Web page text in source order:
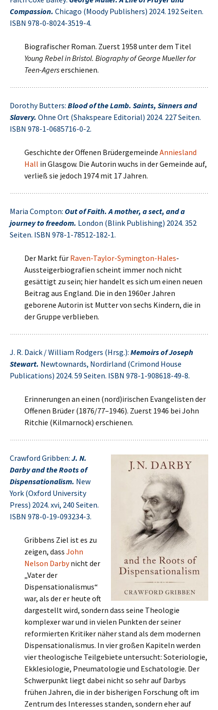
Compassion. Chicago (Moody Publishers) 2024. 192 Seiten.
ISBN 978-0-8024-3519-4.
Biografischer Roman. Zuerst 1958 unter dem Titel
Young Rebel in Bristol. Biography of George Mueller for
Teen-Agerserschienen.
Dorothy Butters: Blood of the Lamb. Saints, Sinners and
Slavery. Ohne Ort (Shakspeare Editorial) 2024. 227 Seiten.
ISBN 978-1-0685716-0-2.
Geschichte der Offenen Brüdergemeinde Anniesland
Hall in Glasgow. Die Autorin wuchs in der Gemeinde auf,
verließ sie jedoch 1974 mit 17 Jahren.
Maria Compton: Out of Faith. A mother, a sect, and a
journey to freedom. London (Blink Publishing) 2024. 352
Seiten. ISBN 978-1-78512-182-1.
Der Markt für Raven-Taylor-Symington-Hales-
Aussteigerbiografien scheint immer noch nicht
gesättigt zu sein; hier handelt es sich um einen neuen
Beitrag aus England. Die in den 1960er Jahren
geborene Autorin ist Mutter von sechs Kindern, die in
der Gruppe verblieben.
J. R. Daick / William Rodgers (Hrsg.): Memoirs of Joseph
Stewart. Newtownards, Nordirland (Crimond House
Publications) 2024. 59 Seiten. ISBN 978-1-908618-49-8.
Erinnerungen an einen (nord)irischen Evangelisten der
Offenen Brüder (1876/77–1946). Zuerst 1946 bei John
Ritchie (Kilmarnock) erschienen.
Crawford Gribben: J. N.
Darby and the Roots of
Dispensationalism. New
York (Oxford University
Press) 2024. xvi, 240 Seiten.
ISBN 978-0-19-093234-3.
Gribbens Ziel ist es zu
zeigen, dass John
Nelson Darbynicht der
„Vater der
Dispensationalismus“
war, als der er heute oft
dargestellt wird, sondern dass seine Theologie
komplexer war und in vielen Punkten der seiner
reformierten Kritiker näher stand als dem modernen
Dispensationalismus. In vier großen Kapiteln werden
vier theologische Teilgebiete untersucht: Soteriologie,
Ekklesiologie, Pneumatologie und Eschatologie. Der
Schwerpunkt liegt dabei nicht so sehr auf Darbys
frühen Jahren, die in der bisherigen Forschung oft im
Zentrum des Interesses standen, sondern eher auf